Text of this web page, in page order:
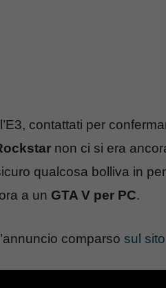
contattati per
non ci si era
qualcosa bolliva in
a un GTA V per PC.
comparso sul